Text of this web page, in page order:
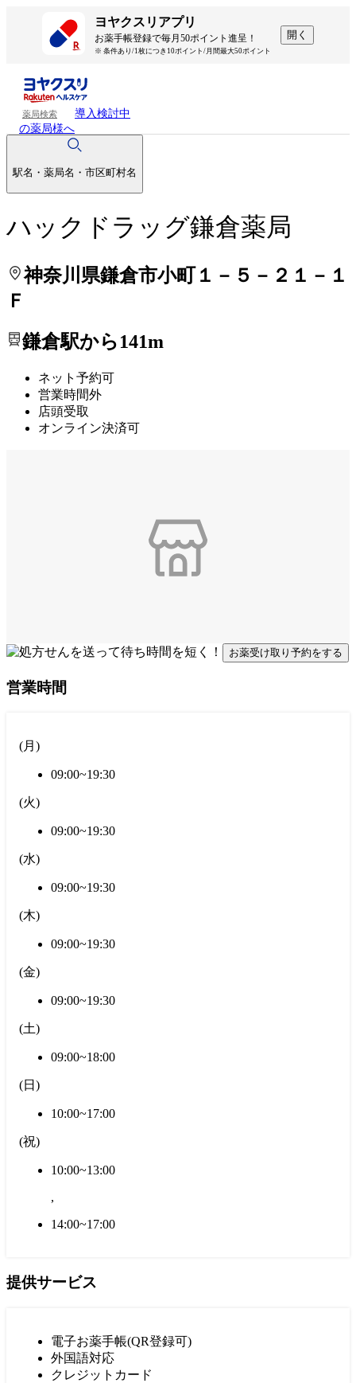
ヨヤクスリアプリ
お薬手帳登録で毎月50ポイント進呈！
※ 条件あり/1枚につき10ポイント/月間最大50ポイント
開く
薬局検索
導入検討中
の薬局様へ
駅名・薬局名・市区町村名
ハックドラッグ鎌倉薬局
神奈川県鎌倉市小町１－５－２１－１
Ｆ
鎌倉駅から141m
ネット予約可
営業時間外
店頭受取
オンライン決済可
処方せんを送って待ち時間を短く！
お薬受け取り予約をする
営業時間
(月 )
09:00~19:30
(火)
09:00~19:30
(水)
09:00~19:30
(木)
09:00~19:30
(金)
09:00~19:30
(土)
09:00~18:00
(日 )
10:00~17:00
(祝)
10:00~13:00
,
14:00~17:00
提供サービス
電子お薬手帳(QR登録可)
外国語対応
クレジットカード
処方せんを送って待ち時間を短く！